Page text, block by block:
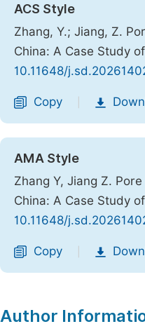
ACS Style
Zhang, Y.; Jiang, Z.
China: A Case Study
10.11648/
Copy
AMA Style
Zhang Y, Jiang Z.
China: A Case Study
10.11648/
Copy
Author